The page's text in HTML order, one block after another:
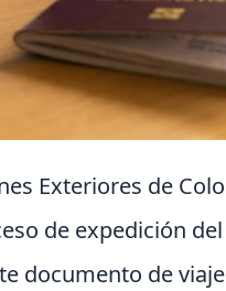
Exteriores de
de expedición
documento de